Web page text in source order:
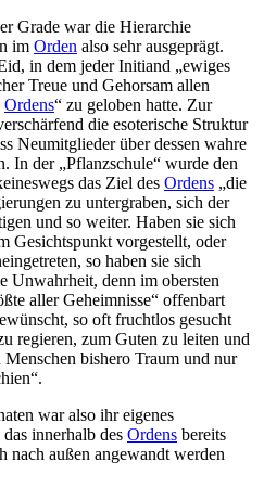
Grade war die Hierarchie
im Orden also sehr ausgeprägt.
in dem jeder Initiand „ewiges
Treue und Gehorsam allen
Ordens“ zu geloben hatte. Zur
die esoterische Struktur
Neumitglieder über dessen wahre
In der „Pflanzschule“ wurde den
das Ziel des Ordens „die
zu untergraben, sich der
und so weiter. Haben sie sich
Gesichtspunkt vorgestellt, oder
so haben sie sich
Unwahrheit, denn im obersten
aller Geheimnisse“ offenbart
so oft fruchtlos gesucht
regieren, zum Guten zu leiten und
bishero Traum und nur
war also ihr eigenes
innerhalb des Ordens bereits
nach außen angewandt werden